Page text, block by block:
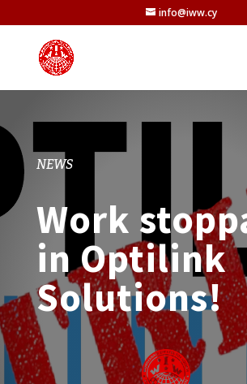
info@iww.cy
NEWS
Work
in Optilink
Solutions!